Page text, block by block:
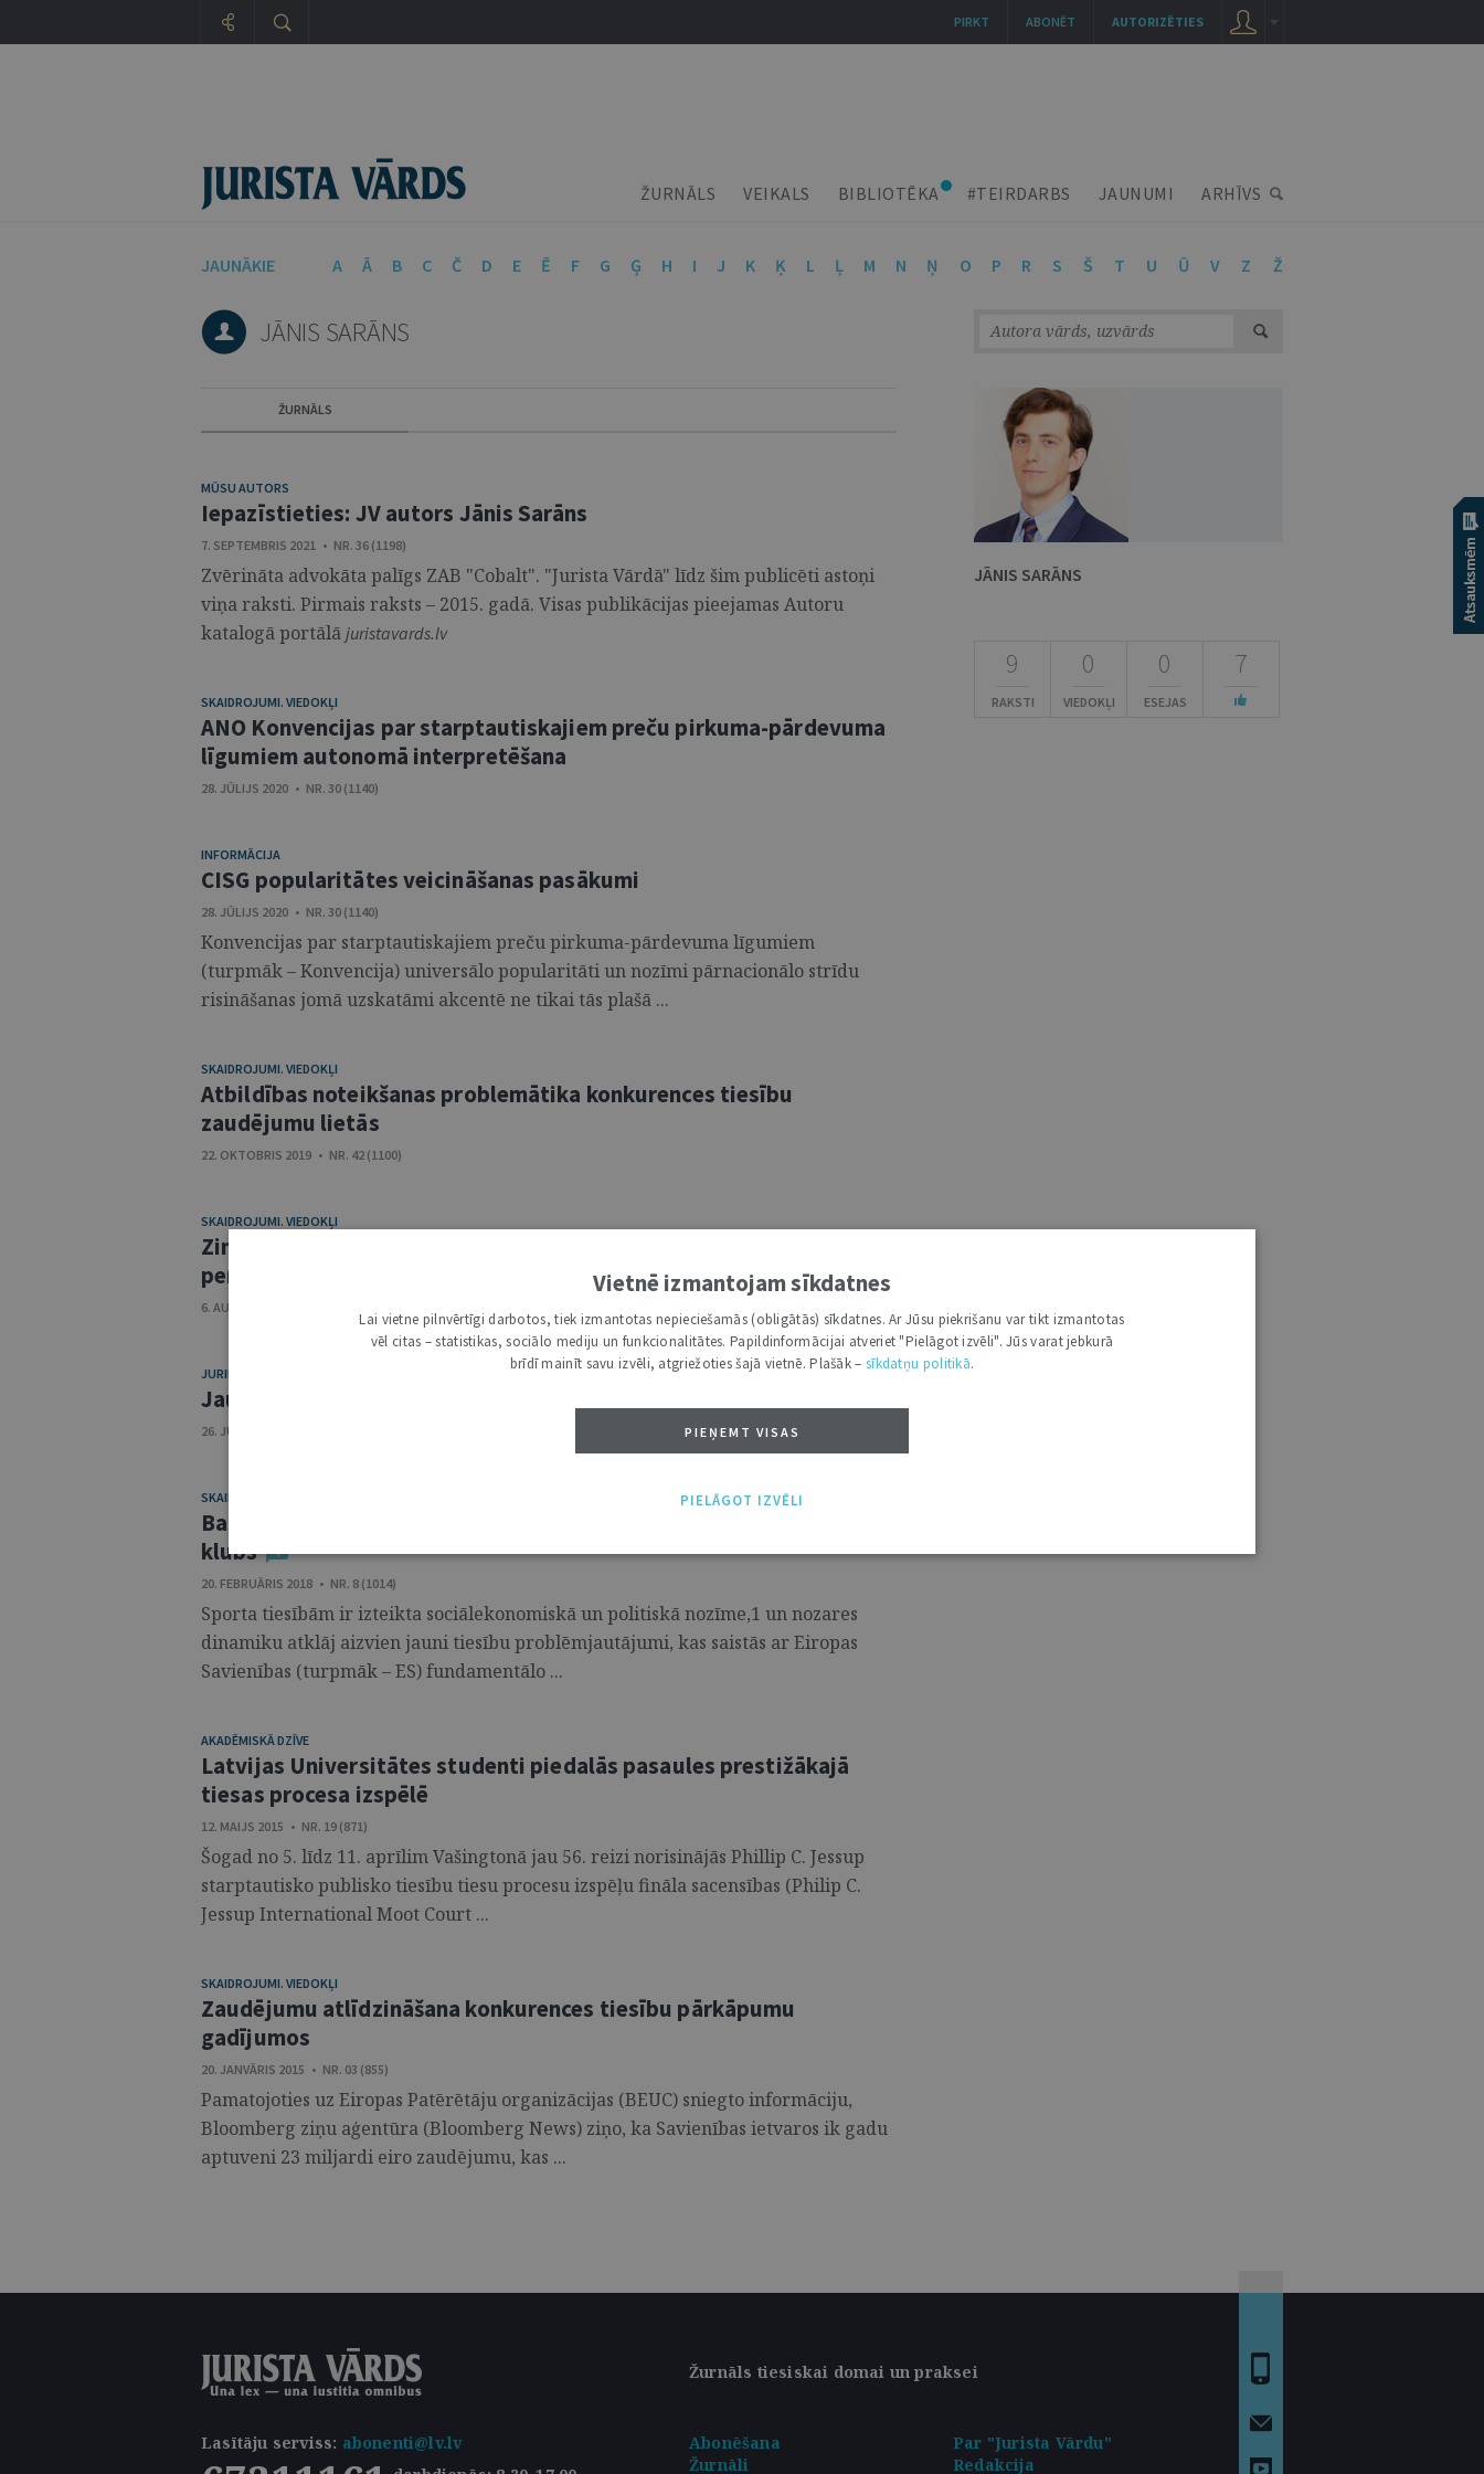
ŽURNĀLS VEIKALS BIBLIOTĒKA #TEIRDARBS JAUNUMI ARHĪVS
JAUNĀKIE A Ā B C Č D E Ē F G Ģ H I J K Ķ L Ļ M N Ņ O P R S Š T U Ū V Z Ž
JĀNIS SARĀNS
ŽURNĀLS
MŪSU AUTORS
Iepazīstieties: JV autors Jānis Sarāns
7. SEPTEMBRIS 2021 • NR. 36 (1198)
Zvērināta advokāta palīgs ZAB "Cobalt". "Jurista Vārdā" līdz šim publicēti astoņi
viņa raksti. Pirmais raksts – 2015. gadā. Visas publikācijas pieejamas Autoru
katalogā portālā juristavards.lv
SKAIDROJUMI. VIEDOKĻI
ANO Konvencijas par starptautiskajiem preču pirkuma-pārdevuma
līgumiem autonomā interpretēšana
28. JŪLIJS 2020 • NR. 30 (1140)
INFORMĀCIJA
CISG popularitātes veicināšanas pasākumi
28. JŪLIJS 2020 • NR. 30 (1140)
Konvencijas par starptautiskajiem preču pirkuma-pārdevuma līgumiem
(turpmāk – Konvencija) universālo popularitāti un nozīmi pārnacionālo strīdu
risināšanas jomā uzskatāmi akcentē ne tikai tās plašā ...
SKAIDROJUMI. VIEDOKĻI
Atbildības noteikšanas problemātika konkurences tiesību
zaudējumu lietās
22. OKTOBRIS 2019 • NR. 42 (1100)
SKAIDROJUMI. VIEDOKĻI
Zinātnes atziņas un jurisprudence: mūsdienīga neirozinātnes
perspektīva
6. AUGUSTS 2019 • NR. 31 (1089)
JURIDISKĀ DARBA TIRGUS
Jaunais jurists: Jānis Sarāns
26. JŪNIJS 2018 • NR. 26 (1032)
SKAIDROJUMI. VIEDOKĻI
Basketbolisti izvēles krustugunīs: valstsvienība vai profesionālais
klubs
4
20. FEBRUĀRIS 2018 • NR. 8 (1014)
Sporta tiesībām ir izteikta sociālekonomiskā un politiskā nozīme,1 un nozares
dinamiku atklāj aizvien jauni tiesību problēmjautājumi, kas saistās ar Eiropas
Savienības (turpmāk – ES) fundamentālo ...
AKADĒMISKĀ DZĪVE
Latvijas Universitātes studenti piedalās pasaules prestižākajā
tiesas procesa izspēlē
12. MAIJS 2015 • NR. 19 (871)
Šogad no 5. līdz 11. aprīlim Vašingtonā jau 56. reizi norisinājās Phillip C. Jessup
starptautisko publisko tiesību tiesu procesu izspēļu fināla sacensības (Philip C.
Jessup International Moot Court ...
SKAIDROJUMI. VIEDOKĻI
Zaudējumu atlīdzināšana konkurences tiesību pārkāpumu
gadījumos
20. JANVĀRIS 2015 • NR. 03 (855)
Pamatojoties uz Eiropas Patērētāju organizācijas (BEUC) sniegto informāciju,
Bloomberg ziņu aģentūra (Bloomberg News) ziņo, ka Savienības ietvaros ik gadu
aptuveni 23 miljardi eiro zaudējumu, kas ...
JĀNIS SARĀNS
9
RAKSTI
0
VIEDOKĻI
0
ESEJAS
7
Žurnāls tiesiskai domai un praksei
Lasītāju serviss: abonenti@lv.lv Abonēšana
Par "Jurista Vārdu"
Žurnāli
Redakcija
AUTORIZĒTIES
ABONĒT
PIRKT
Vietnē izmantojam sīkdatnes
Lai vietne pilnvērtīgi darbotos, tiek izmantotas nepieciešamās (obligātās) sīkdatnes. Ar Jūsu piekrišanu var tikt izmantotas
vēl citas – statistikas, sociālo mediju un funkcionalitātes. Papildinformācijai atveriet "Pielāgot izvēli". Jūs varat jebkurā
brīdī mainīt savu izvēli, atgriežoties šajā vietnē. Plašāk – sīkdatņu politikā.
PIEŅEMT VISAS
PIELĀGOT IZVĒLI